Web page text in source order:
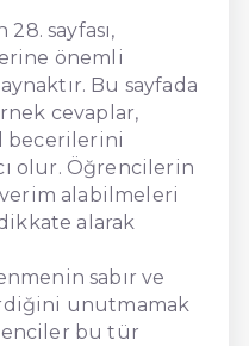
28. sayfası,
önemli
Bu sayfada
cevaplar,
becerilerini
olur. Öğrencilerin
alabilmeleri
alarak
sabır ve
unutmamak
bu tür